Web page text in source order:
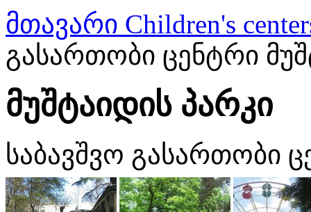
მთავარი Children's
გასართობი ცენტრი
მუშტაიდის პარკი
საბავშვო გასართობი